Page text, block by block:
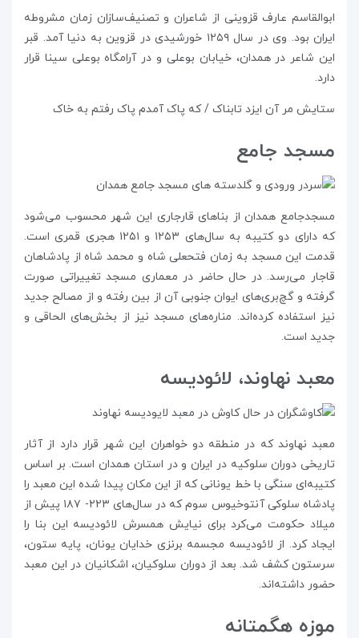
ابوالقاسم عارف قزوینی از شاعران و تصنیف‌سازان زمان مشروطه
ایران بود. وی در سال ۱۲۵۹ خورشیدی در قزوین به دنیا آمد. قبر
این شاعر در همدان، خیابان بوعلی و در آرامگاه بوعلی سینا قرار
دارد.
ستایش مر آن ایزد تابناک / که پاک آمدم پاک رفتم به خاک
مسجد جامع
مسجدجامع همدان از بناهای قارجاری این شهر محسوب می‌شود
که دارای دو کتیبه به سال‌های ۱۲۵۳ و ۱۲۵۱ هجری قمری است.
قدمت این مسجد به زمان فتحعلی شاه و محمد شاه از پادشاهان
قاجار می‌رسد. در حال حاضر در معماری مسجد تغییراتی صورت
گرفته و گچ‌بری‌های ایوان جنوبی آن از بین رفته و از مصالح جدید
نیز استفاده کرده‌اند. مناره‌های مسجد نیز از بخش‌های الحاقی و
جدید است.
معبد نهاوند، لائودیسه
معبد نهاوند که در منطقه دو خواهران این شهر قرار دارد از آثار
تاریخی دوران سلوکیه در ایران و در استان همدان است. بر اساس
کتیبه‌ای سنگی با خط یونانی که از این مکان پیدا شده این معبد را
پادشاه سلوکی آنتوخیوس سوم که در سال‌های ۲۲۳- ۱۸۷ پیش از
میلاد حکومت می‌کرد برای نیایش همسرش لائودیسه این بنا را
ایجاد کرد. از لائودیسه مجسمه‌ برنزی خدایان یونان، پایه ستون،
سرستون کشف شد. بعد از دوران سلوکیان، اشکانیان در این معبد
حضور داشته‌اند.
موزه هگمتانه